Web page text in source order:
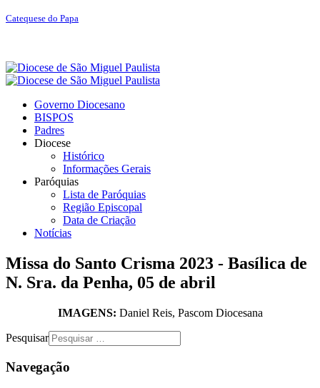
Catequese do Papa
Governo Diocesano
BISPOS
Padres
Diocese
Histórico
Informações Gerais
Paróquias
Lista de Paróquias
Região Episcopal
Data de Criação
Notícias
Missa do Santo Crisma 2023 - Basílica de
N. Sra. da Penha, 05 de abril
IMAGENS: Daniel Reis, Pascom Diocesana
Pesquisar
Navegação